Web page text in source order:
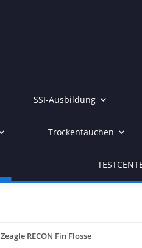
SSI-Ausbildung
Trockentauchen
Zeagle RECON Fin Flosse